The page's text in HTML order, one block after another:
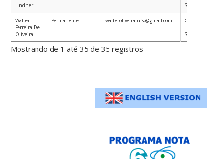
Lindner
Saúde
Walter
Ferreira De
Oliveira
Permanente walteroliveira.ufsc@gmail.com
Ciências
Humanas em
Saúde
Mostrando de 1 até 35 de 35 registros